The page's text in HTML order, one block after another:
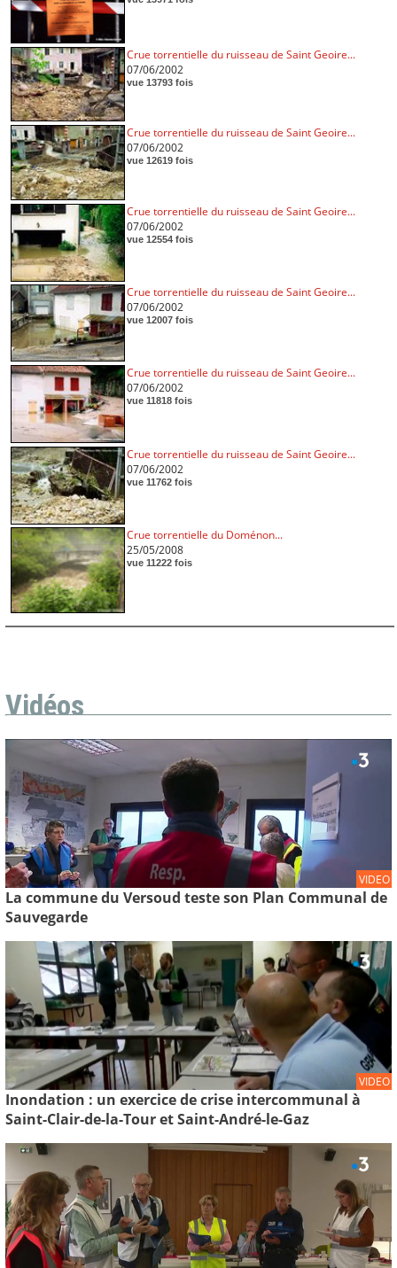
Crue torrentielle du ruisseau de Saint Geoire...
07/06/2002
vue 13793 fois
Crue torrentielle du ruisseau de Saint Geoire...
07/06/2002
vue 12619 fois
Crue torrentielle du ruisseau de Saint Geoire...
07/06/2002
vue 12554 fois
Crue torrentielle du ruisseau de Saint Geoire...
07/06/2002
vue 12007 fois
Crue torrentielle du ruisseau de Saint Geoire...
07/06/2002
vue 11818 fois
Crue torrentielle du ruisseau de Saint Geoire...
07/06/2002
vue 11762 fois
Crue torrentielle du Doménon...
25/05/2008
vue 11222 fois
Vidéos
VIDEO
La commune du Versoud teste son Plan Communal de
Sauvegarde
VIDEO
Inondation : un exercice de crise intercommunal à
Saint-Clair-de-la-Tour et Saint-André-le-Gaz